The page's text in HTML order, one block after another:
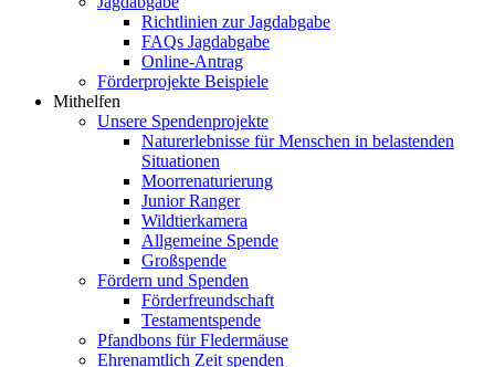
Richtlinien zur Jagdabgabe
FAQs Jagdabgabe
Online-Antrag
Förderprojekte Beispiele
Mithelfen
Unsere Spendenprojekte
Naturerlebnisse für Menschen in belastenden
Situationen
Moorrenaturierung
Junior Ranger
Wildtierkamera
Allgemeine Spende
Großspende
Fördern und Spenden
Förderfreundschaft
Testamentspende
Pfandbons für Fledermäuse
Ehrenamtlich Zeit spenden